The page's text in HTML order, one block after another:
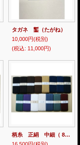
タガネ 鏨（たがね）
10,000円(税別)
(税込: 11,000円)
柄糸 正絹 中細（ 8mm） 30ｍ